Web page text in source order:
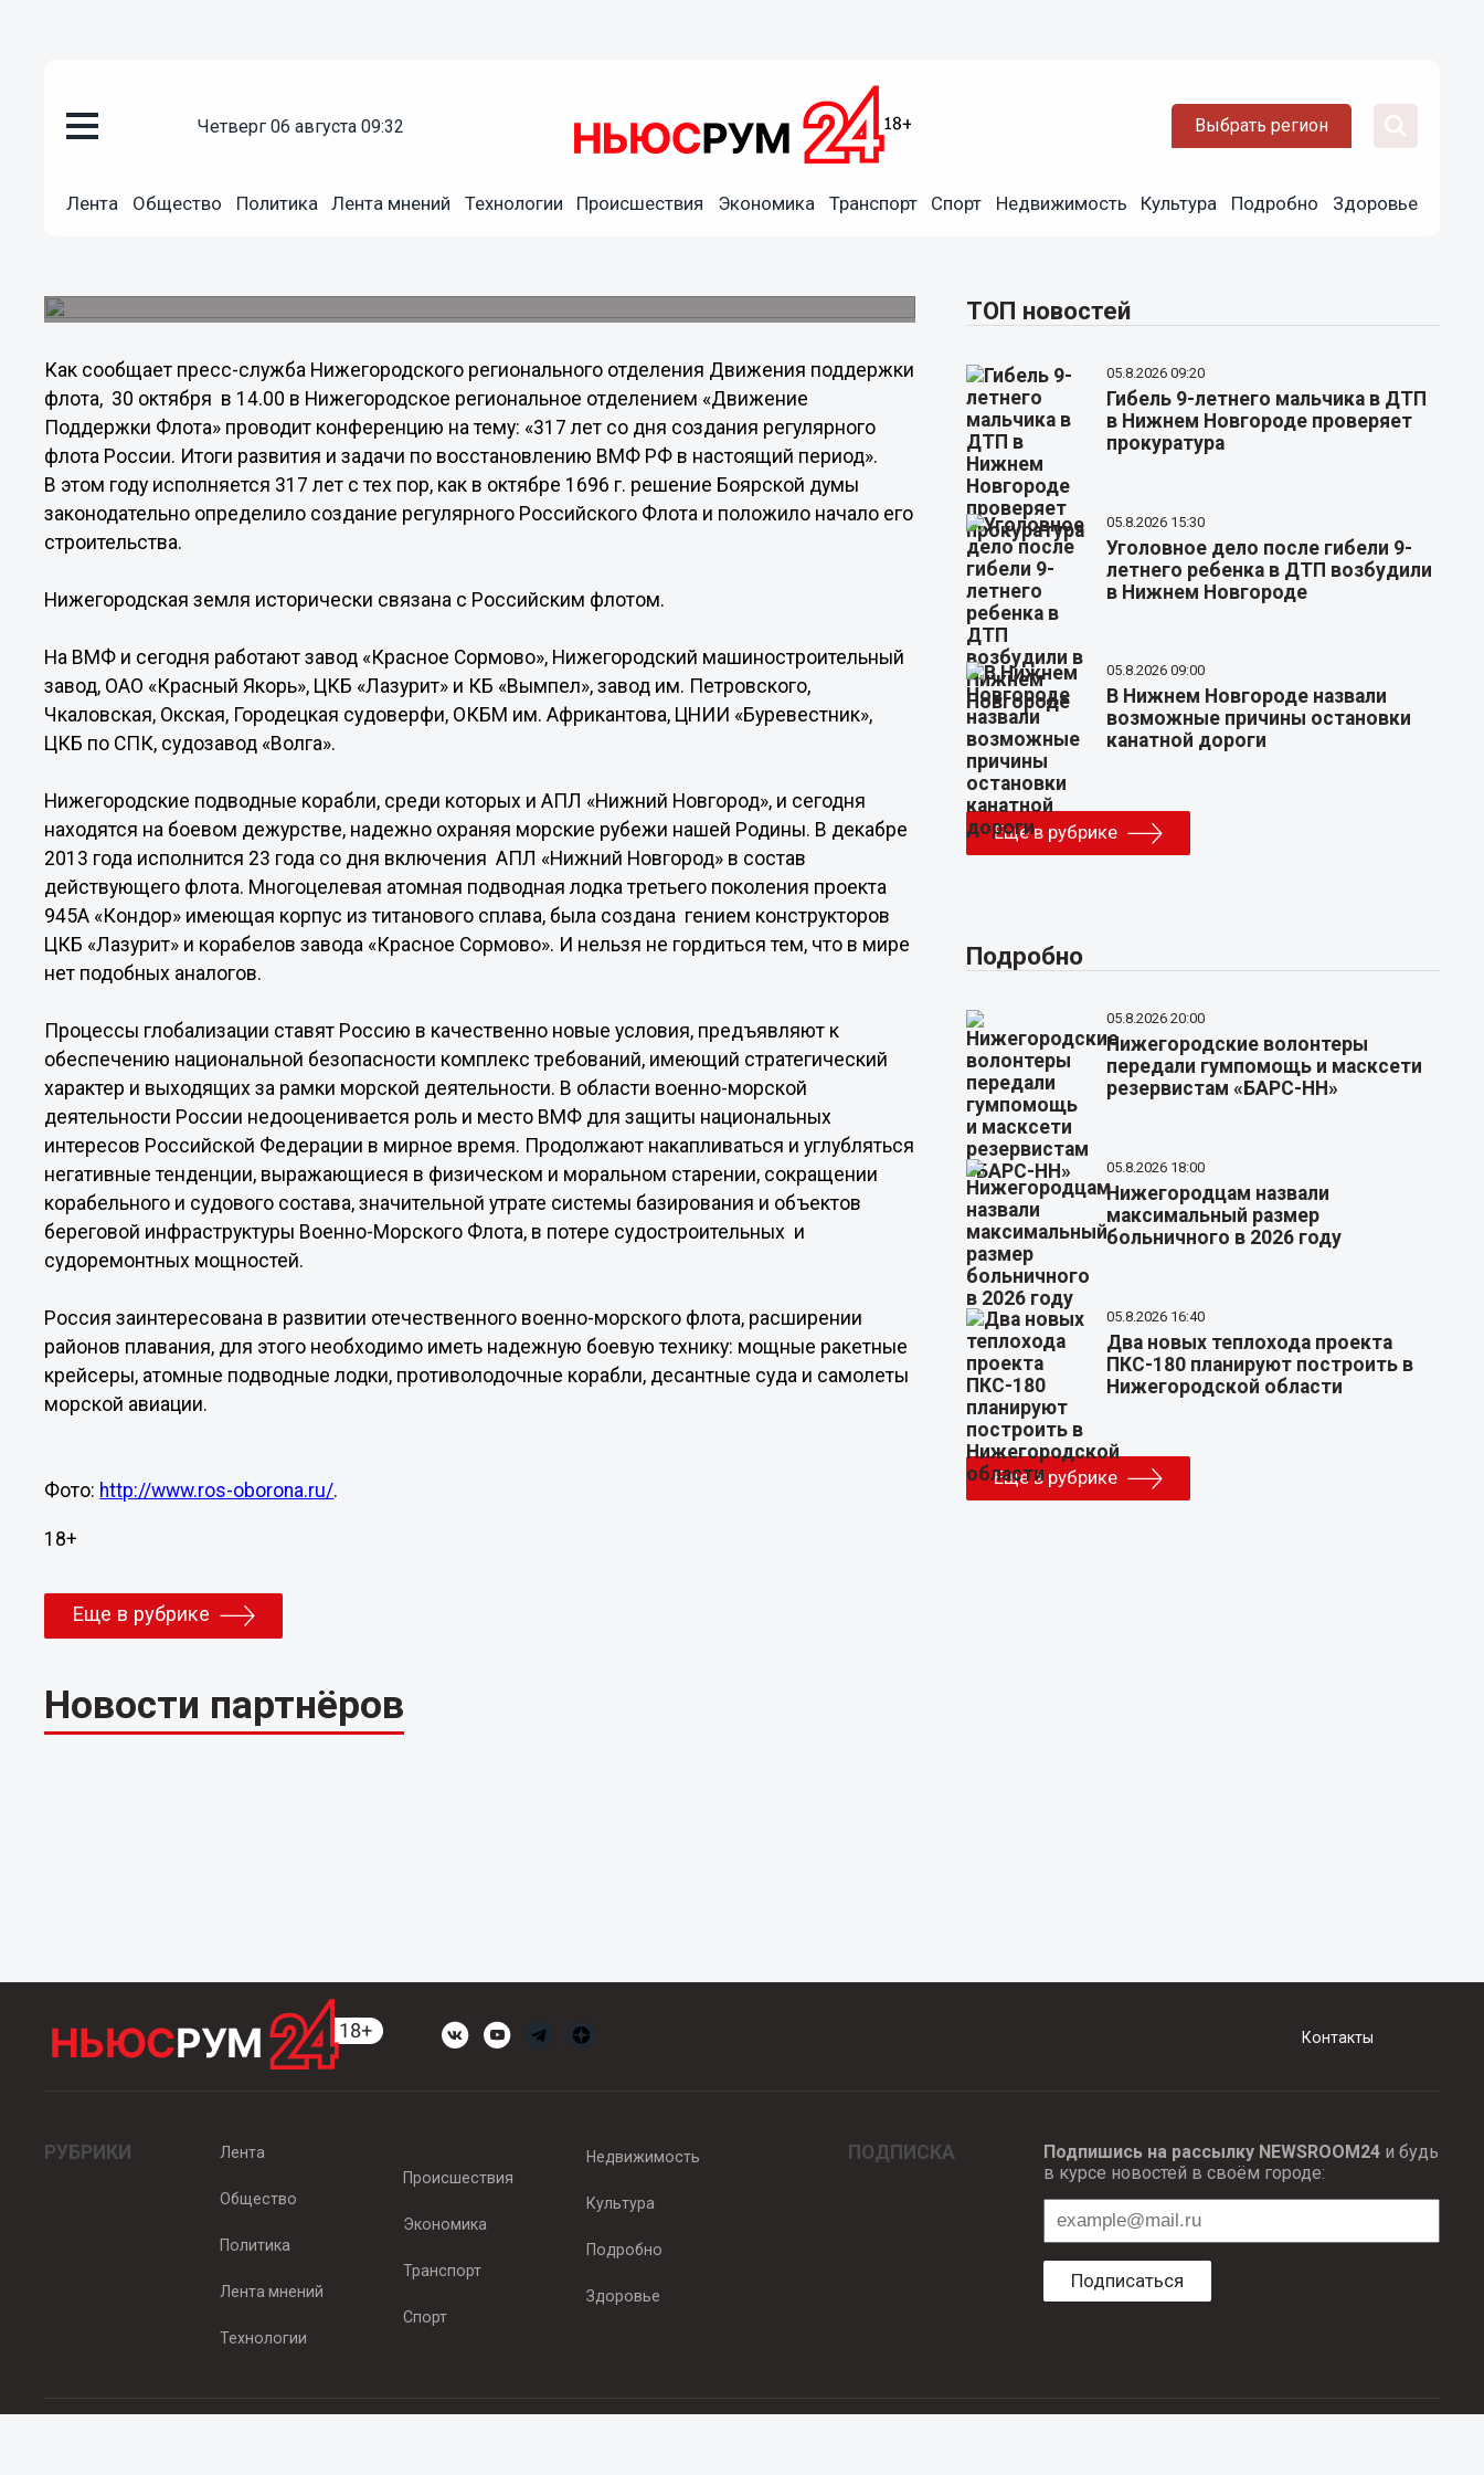
четверг 06 августа 09:32 Выбрать регион
Лента Общество Политика Лента мнений Технологии Происшествия Экономика Транспорт Спорт Недвижимость Культура Подробно Здоровье
Итоги развития российского флота обсудят в Нижнем
Как сообщает пресс-служба Нижегородского регионального отделения Движения поддержки
флота, 30 октября в 14.00 в Нижегородское региональное отделением «Движение
Поддержки Флота» проводит конференцию на тему: «317 лет со дня создания регулярного
флота России. Итоги развития и задачи по восстановлению ВМФ РФ в настоящий период».
В этом году исполняется 317 лет с тех пор, как в октябре 1696 г. решение Боярской думы
законодательно определило создание регулярного Российского Флота и положило начало его
строительства.
Нижегородская земля исторически связана с Российским флотом.
На ВМФ и сегодня работают завод «Красное Сормово», Нижегородский машиностроительный
завод, ОАО «Красный Якорь», ЦКБ «Лазурит» и КБ «Вымпел», завод им. Петровского,
Чкаловская, Окская, Городецкая судоверфи, ОКБМ им. Африкантова, ЦНИИ «Буревестник»,
ЦКБ по СПК, судозавод «Волга».
Нижегородские подводные корабли, среди которых и АПЛ «Нижний Новгород», и сегодня
находятся на боевом дежурстве, надежно охраняя морские рубежи нашей Родины. В декабре
2013 года исполнится 23 года со дня включения АПЛ «Нижний Новгород» в состав
действующего флота. Многоцелевая атомная подводная лодка третьего поколения проекта
945А «Кондор» имеющая корпус из титанового сплава, была создана гением конструкторов
ЦКБ «Лазурит» и корабелов завода «Красное Сормово». И нельзя не гордиться тем, что в мире
нет подобных аналогов.
Процессы глобализации ставят Россию в качественно новые условия, предъявляют к
обеспечению национальной безопасности комплекс требований, имеющий стратегический
характер и выходящих за рамки морской деятельности. В области военно-морской
деятельности России недооценивается роль и место ВМФ для защиты национальных
интересов Российской Федерации в мирное время. Продолжают накапливаться и углубляться
негативные тенденции, выражающиеся в физическом и моральном старении, сокращении
корабельного и судового состава, значительной утрате системы базирования и объектов
береговой инфраструктуры Военно-Морского Флота, в потере судостроительных и
судоремонтных мощностей.
Россия заинтересована в развитии отечественного военно-морского флота, расширении
районов плавания, для этого необходимо иметь надежную боевую технику: мощные ракетные
крейсеры, атомные подводные лодки, противолодочные корабли, десантные суда и самолеты
морской авиации.
Фото: http://www.ros-oborona.ru/.
18+
Еще в рубрике
Новости партнёров
ТОП новостей
05.8.2026 09:20
Гибель 9-летнего мальчика в ДТП
в Нижнем Новгороде проверяет
прокуратура
05.8.2026 15:30
Уголовное дело после гибели 9-
летнего ребенка в ДТП возбудили
в Нижнем Новгороде
05.8.2026 09:00
В Нижнем Новгороде назвали
возможные причины остановки
канатной дороги
Еще в рубрике
Подробно
05.8.2026 20:00
Нижегородские волонтеры
передали гумпомощь и масксети
резервистам «БАРС-НН»
05.8.2026 18:00
Нижегородцам назвали
максимальный размер
больничного в 2026 году
05.8.2026 16:40
Два новых теплохода проекта
ПКС-180 планируют построить в
Нижегородской области
Еще в рубрике
Контакты
РУБРИКИ Лента
Общество
Политика
Лента мнений
Технологии
Происшествия
Экономика
Транспорт
Спорт
Недвижимость
Культура
Подробно
Здоровье
ПОДПИСКА Подпишись на рассылку NEWSROOM24и будь
в курсе новостей в своём городе:
Подписаться